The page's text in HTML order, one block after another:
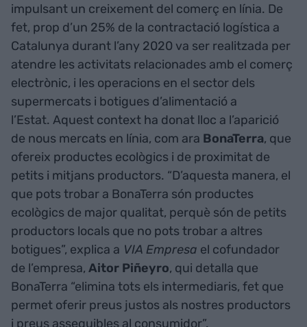
impulsant un creixement del comerç en línia. De
fet, prop d’un 25% de la contractació logística a
Catalunya durant l’any 2020 va ser realitzada per
atendre les activitats relacionades amb el comerç
electrònic, i les operacions en el sector dels
supermercats i botigues d’alimentació a
l’Estat. Aquest context ha donat lloc a l’aparició
de nous mercats en línia, com ara BonaTerra, que
ofereix productes ecològics i de proximitat de
petits i mitjans productors. “D’aquesta manera, el
que pots trobar a BonaTerra són productes
ecològics de major qualitat, perquè són de petits
productors locals que no pots trobar a altres
botigues”, explica a VIA Empresa el cofundador
de l’empresa, Aitor Piñeyro, qui detalla que
BonaTerra “elimina tots els intermediaris, fet que
permet oferir preus justos als nostres productors
i preus assequibles al consumidor”.